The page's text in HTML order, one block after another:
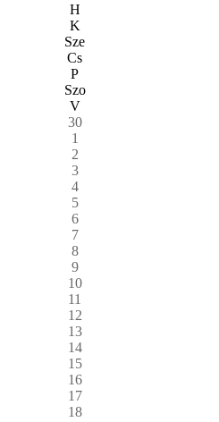
H
K
Sze
Cs
P
Szo
V
30
1
2
3
4
5
6
7
8
9
10
11
12
13
14
15
16
17
18